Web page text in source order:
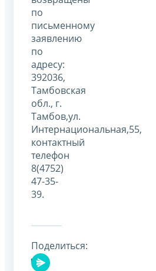
по
письменному
заявлению
по
адресу:
392036,
Тамбовская
обл., г.
Тамбов,ул.
Интернациональная,55,
контактный
телефон
8(4752)
47-35-
39.
Поделиться: